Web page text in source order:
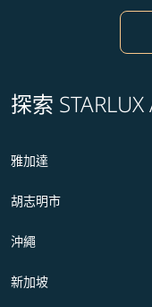
探索
雅加達
胡志明市
沖繩
新加坡